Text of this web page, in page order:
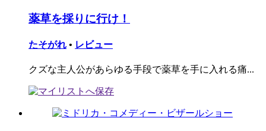
薬草を採りに行け！
たそがれ • レビュー
クズな主人公があらゆる手段で薬草を手に入れる痛...